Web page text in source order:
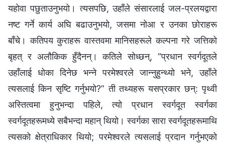
यहोवा पछुताउनुभयो। त्यसपछि, उहाँले संसारलाई जल-प्रलयद्वारा
नष्ट गर्ने कार्य अघि बढाउनुभयो, जसमा नोआ र उनका छोराहरू
बाँचे। कतिपय कुराहरू वास्तवमा मानिसहरूले कल्‍पना गरे जत्तिको
बृहत् र अलौकिक हुँदैनन्। कतिले सोध्छन्, “प्रधान स्‍वर्गदूतले
उहाँलाई धोका दिनेछ भन्‍ने परमेश्‍वरले जान्‍नुहुन्थ्यो भने, उहाँले
त्यसलाई किन सृष्टि गर्नुभयो?” ती तथ्यहरू यसप्रकार छन्: पृथ्वी
अस्तित्वमा हुनुभन्दा पहिले, त्यो प्रधान स्‍वर्गदूत स्वर्गका
स्वर्गदूतहरूमध्ये सबैभन्दा महान् थियो। स्वर्गका सारा स्वर्गदूतहरूमाथि
त्यसको क्षेत्राधिकार थियो; परमेश्‍वरले त्यसलाई प्रदान गर्नुभएको